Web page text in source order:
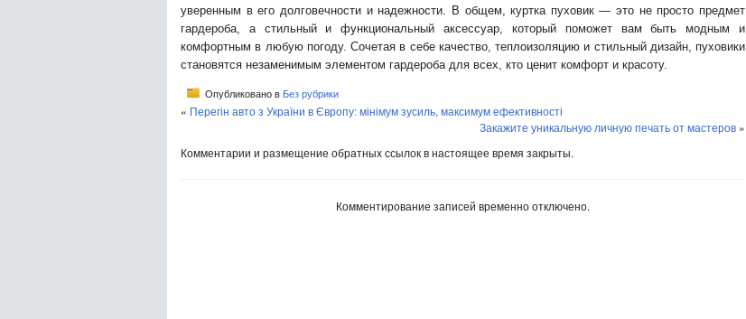
уверенным в его долговечности и надежности. В общем, куртка пуховик — это не просто предмет
гардероба, а стильный и функциональный аксессуар, который поможет вам быть модным и
комфортным в любую погоду. Сочетая в себе качество, теплоизоляцию и стильный дизайн, пуховики
становятся незаменимым элементом гардероба для всех, кто ценит комфорт и красоту.
Опубликовано в Без рубрики
« Перегін авто з України в Європу: мінімум зусиль, максимум ефективності
Закажите уникальную личную печать от мастеров »
Комментарии и размещение обратных ссылок в настоящее время закрыты.
Комментирование записей временно отключено.